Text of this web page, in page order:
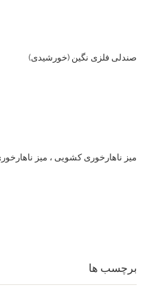
صندلی فلزی نگین (خورشیدی)
میز ناهارخوری کشویی ، میز
برچسب ها